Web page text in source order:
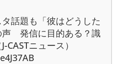
話題も「彼はどうした
声 発信に目的ある？識
CASTニュース）